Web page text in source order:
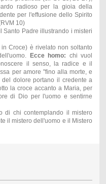
radioso per la gioia della
per l'effusione dello Spirito
10)
Santo Padre illustrando i misteri
Croce) è rivelato non soltanto
Ecce homo: chi vuol
il senso, la radice e il
per amore "fino alla morte, e
dolore portano il credente a
la croce accanto a Maria, per
di Dio per l'uomo e sentirne
di chi contemplando il mistero
il mistero dell'uomo e il Mistero